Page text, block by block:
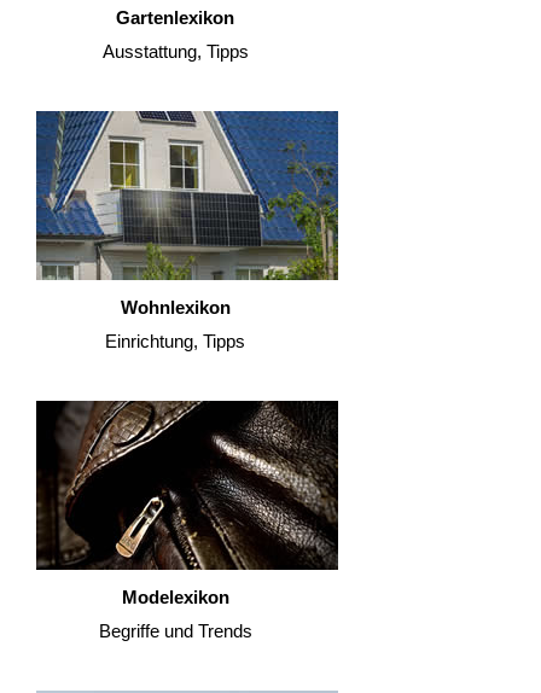
Gartenlexikon
Ausstattung, Tipps
Wohnlexikon
Einrichtung, Tipps
Modelexikon
Begriffe und Trends